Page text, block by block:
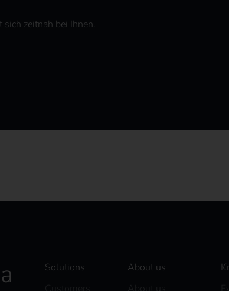
zeitnah bei Ihnen.
Solutions
About us